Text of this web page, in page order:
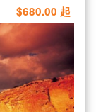
$680.00 起